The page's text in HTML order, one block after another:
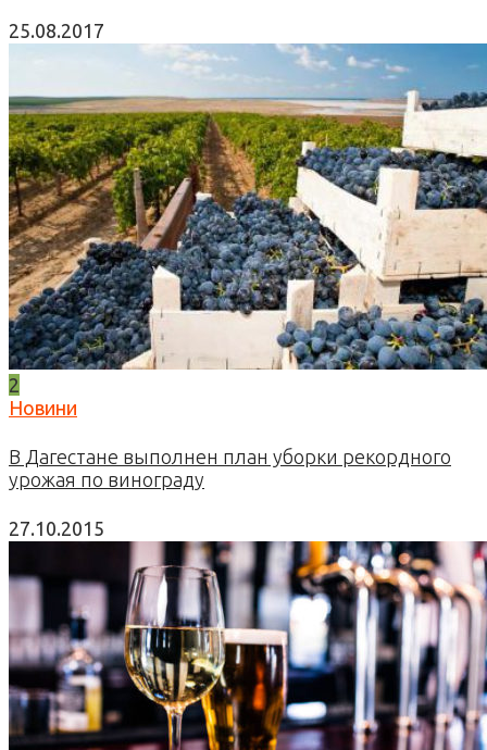
25.08.2017
2
Новини
В Дагестане выполнен план уборки рекордного
урожая по винограду
27.10.2015